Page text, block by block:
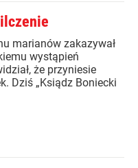
marianów zakazywał
wystąpień
że przyniesie
Dziś „Ksiądz Boniecki